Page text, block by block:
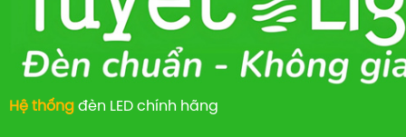
Hệ thống đèn LED chính hãng